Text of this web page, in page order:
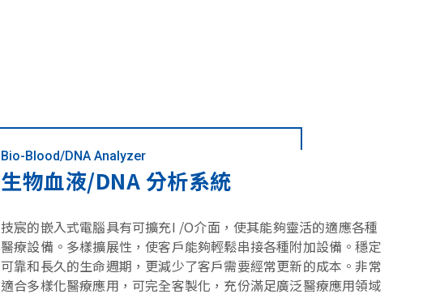
Bio-Blood/DNA Analyzer
生物血液/DNA 分析系統
技宸的嵌入式電腦具有可擴充I /O介面，使其能夠靈活的適應各種
醫療設備。多樣擴展性，使客戶能夠輕鬆串接各種附加設備。穩定
可靠和長久的生命週期，更減少了客戶需要經常更新的成本。非常
適合多樣化醫療應用，可完全客製化，充份滿足廣泛醫療應用領域